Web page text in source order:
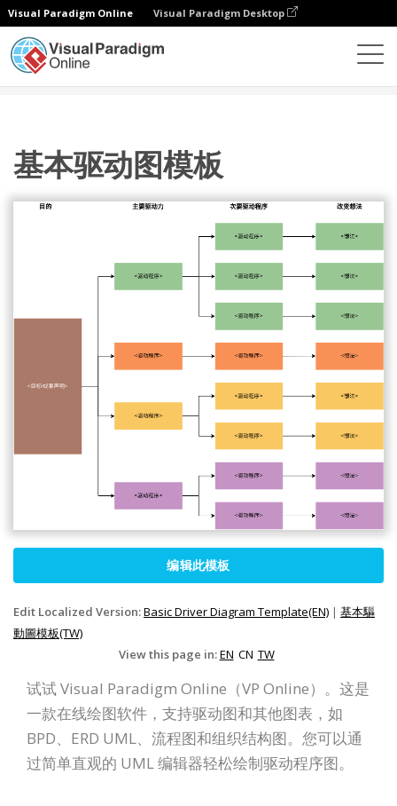
Visual Paradigm Online Visual Paradigm Desktop
基本驱动图模板
编辑此模板
Edit Localized Version:Basic Driver Diagram Template(EN) | 基本驅
動圖模板(TW)
View this page in:EN CN TW
试试 Visual Paradigm Online（VP Online）。这是
一款在线绘图软件，支持驱动图和其他图表，如
BPD、ERD UML、流程图和组织结构图。您可以通
过简单直观的 UML 编辑器轻松绘制驱动程序图。